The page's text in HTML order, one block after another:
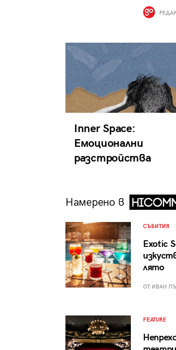
Inner Space:
Емоционални
разстройства
Намерено в
СЪБИТИЯ
Exotic
лято
ОТ ИВАН
FEATURE